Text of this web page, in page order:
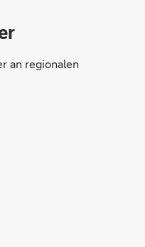
an regionalen